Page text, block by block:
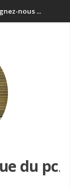
nous ...
du pc.